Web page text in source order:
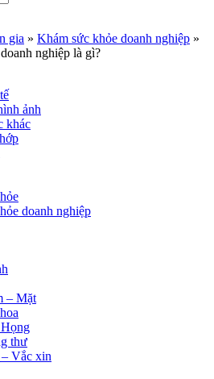
gia » Khám sức khỏe doanh nghiệp »
nghiệp là gì?
ảnh
khác
doanh nghiệp
– Mặt
thư
Vắc xin